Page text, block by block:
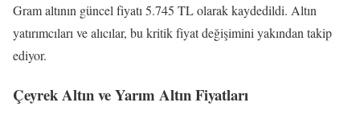
Gram altının güncel fiyatı 5.745 TL olarak kaydedildi. Altın
yatırımcıları ve alıcılar, bu kritik fiyat değişimini yakından takip
ediyor.
Çeyrek Altın ve Yarım Altın Fiyatları